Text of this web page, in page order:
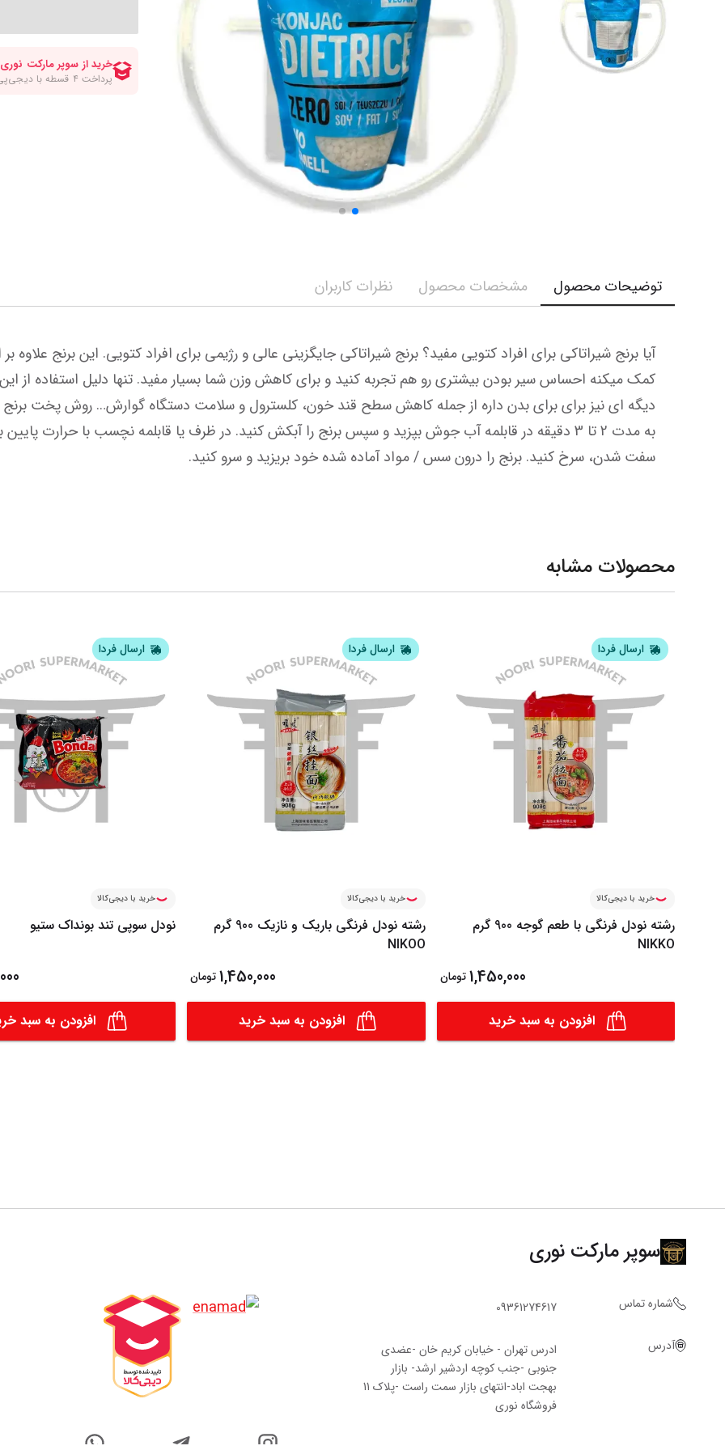
نمایش همه محصولات
انواع سیروپ و شربت
نمایش همه محصولات
چاپستیک
سویا سس
چیپس پفک اسنک
شکلات و تافی
توضیحات محصول مشخصات محصول نظرات کاربران
سفت شدن، سرخ کنید. برنج را درون سس / مواد آماده شده خود بریزید و سرو کنید.
محصولات مشابه
ارسال فردا
خرید با دیجی‌کالا
رشته نودل فرنگی با طعم گوجه 900 گرم
NIKKO
1,450,000 تومان
افزودن به سبد خرید
ارسال فردا
خرید با دیجی‌کالا
رشته نودل فرنگی باریک و نازیک 900 گرم
NIKOO
1,450,000تومان
افزودن به سبد خرید
ارسال فردا
خرید با دیجی‌کالا
نودل سوپی تند بونداک ستیو
افزودن به سبد
سوپر مارکت نوری
شماره تماس 09361274617
آدرس
ادرس تهران - خیابان کریم خان -عضدی
جنوبی -جنب کوچه اردشیر ارشد- بازار
بهجت اباد-انتهای بازار سمت راست -پلاک 11
فروشگاه‌ نوری